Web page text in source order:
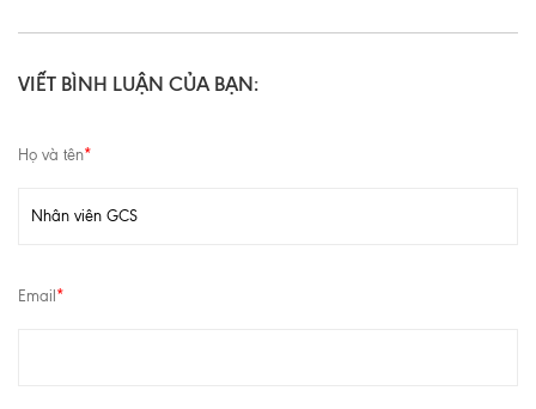
VIẾT BÌNH LUẬN CỦA BẠN:
Họ và tên*
Email *